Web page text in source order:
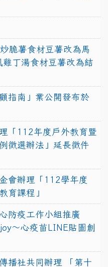
脆薯食材豆薯改為馬
丁湯食材豆薯改為結
指南」業公開發布於
「112年度戶外教育暨
徵選辦法」延長徵件
會辦理「112學年度
育課程」
防疫工作小組推廣
〜心疫苗LINE貼圖創
播社共同辦理 「第十